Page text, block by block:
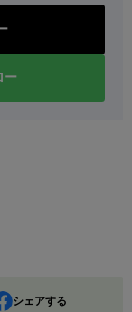
ー
シェアする